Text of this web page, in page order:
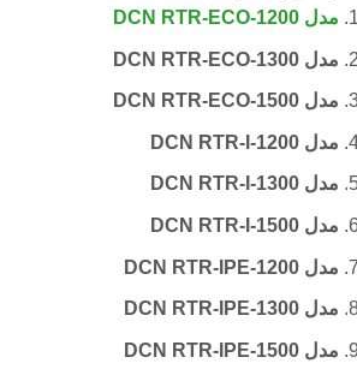
مدل DCN RTR-ECO-1200
مدل DCN RTR-ECO-1300
مدل DCN RTR-ECO-1500
مدل DCN RTR-I-1200
مدل DCN RTR-I-1300
مدل DCN RTR-I-1500
مدل DCN RTR-IPE-1200
مدل DCN RTR-IPE-1300
مدل DCN RTR-IPE-1500